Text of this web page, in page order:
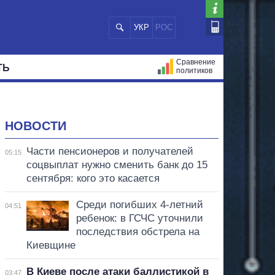
УКР РОС
Сравнение
политиков
НОВОСТИ
05:15
Части пенсионеров и получателей
соцвыплат нужно сменить банк до 15
сентября: кого это касается
04:51
Среди погибших 4-летний
ребенок: в ГСЧС уточнили
последствия обстрела на
Киевщине
03:47
В Киеве после атаки баллистикой в